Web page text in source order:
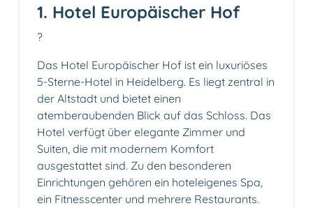
1. Hotel Europäischer Hof
?
Das Hotel Europäischer Hof ist ein luxuriöses
5-Sterne-Hotel in Heidelberg. Es liegt zentral in
der Altstadt und bietet einen
atemberaubenden Blick auf das Schloss. Das
Hotel verfügt über elegante Zimmer und
Suiten, die mit modernem Komfort
ausgestattet sind. Zu den besonderen
Einrichtungen gehören ein hoteleigenes Spa,
ein Fitnesscenter und mehrere Restaurants.